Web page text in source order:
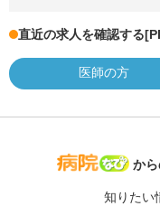
直近の求人を確認する
医師の方
病院
から
知りたい